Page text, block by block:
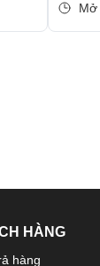
ứng dụng văn
những bạn
HÀNG
hàng